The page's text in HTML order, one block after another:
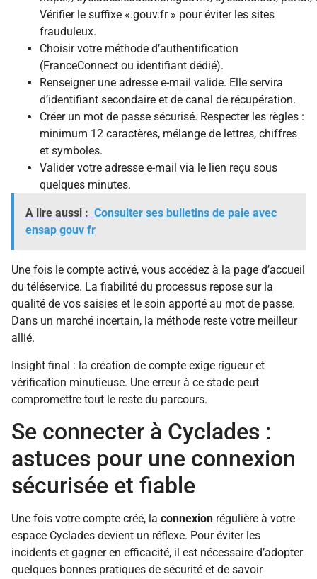
Vérifier le suffixe «.gouv.fr » pour éviter les sites
frauduleux.
Choisir votre méthode d’authentification
(FranceConnect ou identifiant dédié).
Renseigner une adresse e-mail valide. Elle servira
d’identifiant secondaire et de canal de récupération.
Créer un mot de passe sécurisé. Respecter les règles :
minimum 12 caractères, mélange de lettres, chiffres
et symboles.
Valider votre adresse e-mail via le lien reçu sous
quelques minutes.
A lire aussi : Consulter ses bulletins de paie avec
ensap gouv fr
Une fois le compte activé, vous accédez à la page d’accueil
du téléservice. La fiabilité du processus repose sur la
qualité de vos saisies et le soin apporté au mot de passe.
Dans un marché incertain, la méthode reste votre meilleur
allié.
Insight final : la création de compte exige rigueur et
vérification minutieuse. Une erreur à ce stade peut
compromettre tout le reste du parcours.
Se connecter à Cyclades :
astuces pour une connexion
sécurisée et fiable
Une fois votre compte créé, la connexion régulière à votre
espace Cyclades devient un réflexe. Pour éviter les
incidents et gagner en efficacité, il est nécessaire d’adopter
quelques bonnes pratiques de sécurité et de savoir